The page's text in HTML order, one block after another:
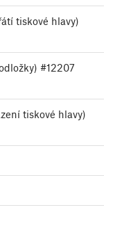
tiskové hlavy)
#12207
tiskové hlavy)